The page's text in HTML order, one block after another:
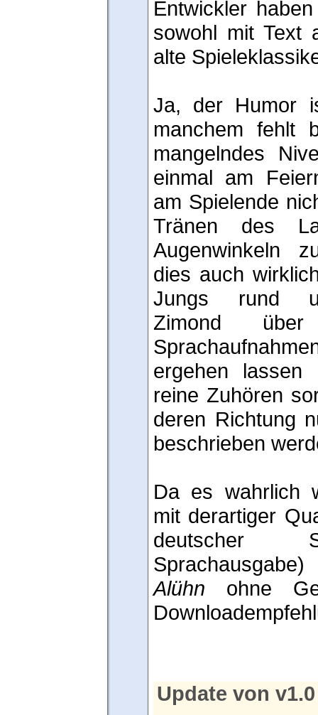
Entwickler
sowohl mit Text
alte
Ja, der Humor
manchem fehlt
mangelndes
einmal am
am Spielende
Tränen des
Augenwinkeln
dies auch
Jungs rund
Zimond
ergehen
reine Zuhören
deren Richtung
beschrieben
Da es wahrlich
mit derartiger
deutscher
Alühn ohne
Update von